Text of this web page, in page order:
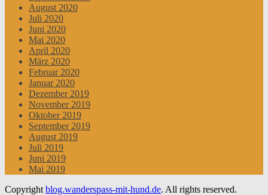
August 2020
Juli 2020
Juni 2020
Mai 2020
April 2020
März 2020
Februar 2020
Januar 2020
Dezember 2019
November 2019
Oktober 2019
September 2019
August 2019
Juli 2019
Juni 2019
Mai 2019
Copyright blog.wanderspass-mit-hund.de. All rights reserved.